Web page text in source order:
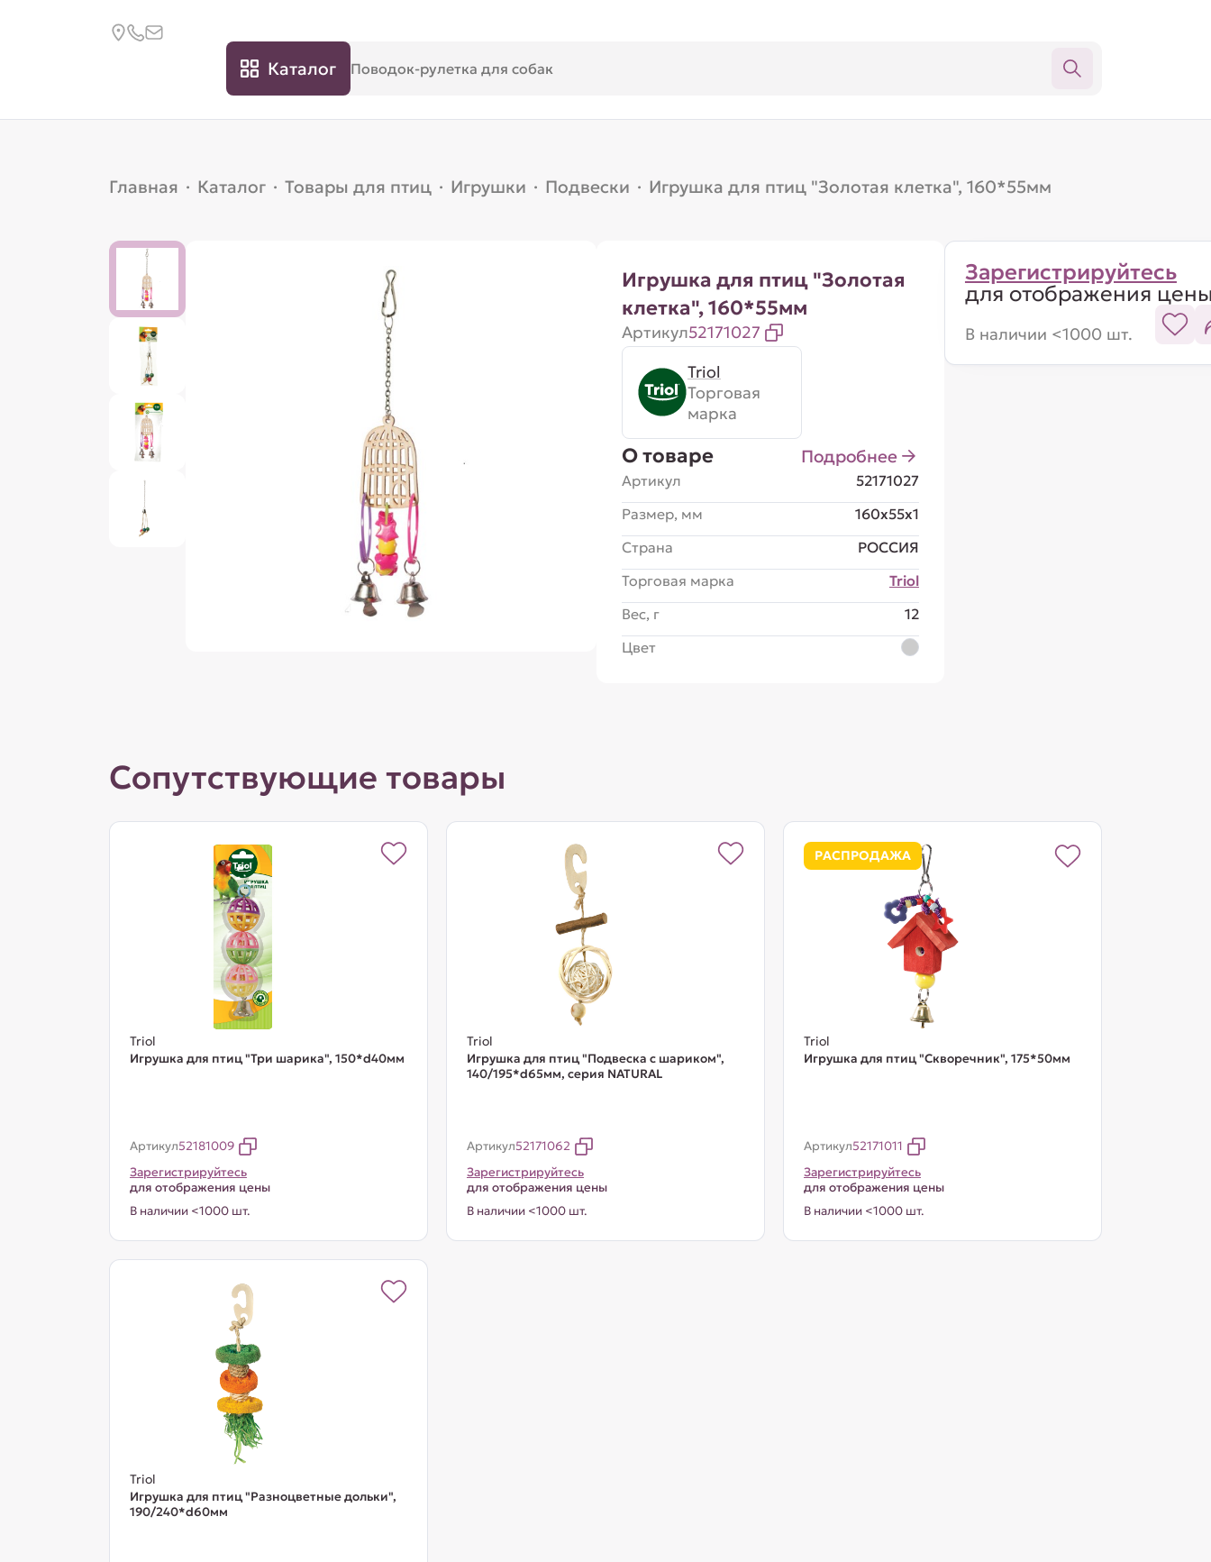
Каталог
Главная · Каталог · Товары для птиц · Игрушки · Подвески · Игрушка для птиц "Золотая клетка", 160*55мм
Игрушка для птиц "Золотая
клетка", 160*55мм
Артикул52171027
Triol
Торговая
марка
О товаре Подробнее
Артикул
52171027
Размер, мм
160x55x1
Страна
РОССИЯ
Торговая марка
Triol
Вес, г
12
Цвет
Зарегистрируйтесь
для отображения
В наличии <1000 шт.
Сопутствующие товары
Triol
Игрушка для птиц "Три шарика", 150*d40мм
Артикул52181009
Зарегистрируйтесь
для отображения цены
В наличии <1000 шт.
Triol
Игрушка для птиц "Подвеска с шариком",
140/195*d65мм, серия NATURAL
Артикул52171062
Зарегистрируйтесь
для отображения цены
В наличии <1000 шт.
РАСПРОДАЖА
Triol
Игрушка для птиц "Скворечник", 175*50мм
Артикул52171011
Зарегистрируйтесь
для отображения цены
В наличии <1000 шт.
Triol
Игрушка для птиц "Разноцветные дольки",
190/240*d60мм